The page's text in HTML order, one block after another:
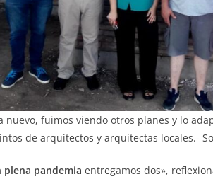
nuevo, fuimos viendo otros planes y lo
de arquitectos y arquitectas locales.-
plena pandemia entregamos dos»,